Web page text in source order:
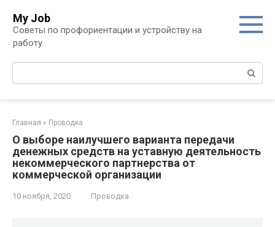
контенту
My Job
Советы по профориентации и устройству на
работу
Главная » Проводка
О выборе наилучшего варианта передачи
денежных средств на уставную деятельность
некоммерческого партнерства от
коммерческой организации
10 ноября, 2020 Проводка